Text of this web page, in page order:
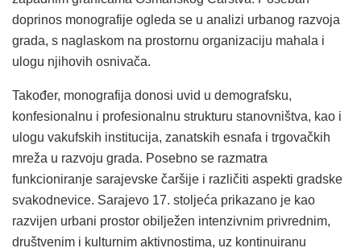
doprinos monografije ogleda se u analizi urbanog razvoja
grada, s naglaskom na prostornu organizaciju mahala i
ulogu njihovih osnivača.
Također, monografija donosi uvid u demografsku,
konfesionalnu i profesionalnu strukturu stanovništva, kao i
ulogu vakufskih institucija, zanatskih esnafa i trgovačkih
mreža u razvoju grada. Posebno se razmatra
funkcioniranje sarajevske čaršije i različiti aspekti gradske
svakodnevice. Sarajevo 17. stoljeća prikazano je kao
razvijen urbani prostor obilježen intenzivnim privrednim,
društvenim i kulturnim aktivnostima, uz kontinuiranu